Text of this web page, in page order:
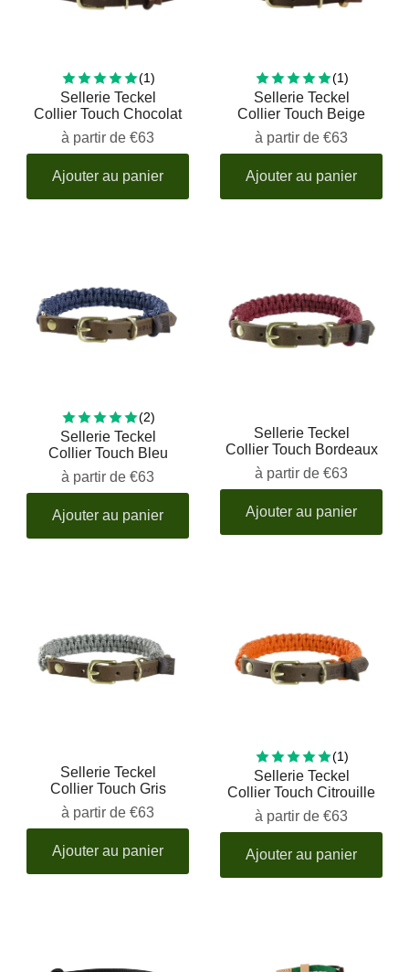
(1)1 total reviews
Sellerie Teckel
Collier Touch Chocolat
à partir de €63
Ajouter au panier
(1)1 total
Sellerie Teckel
Collier Touch Beige
à partir de €63
Ajouter au panier
(2)2 total reviews
Sellerie Teckel
Collier Touch Bleu
à partir de €63
Ajouter au panier
Sellerie Teckel
Collier Touch Bordeaux
à partir de €63
Ajouter au panier
Sellerie Teckel
Collier Touch Gris
à partir de €63
Ajouter au panier
(1)1 total
Sellerie Teckel
Collier Touch Citrouille
à partir de €63
Ajouter au panier